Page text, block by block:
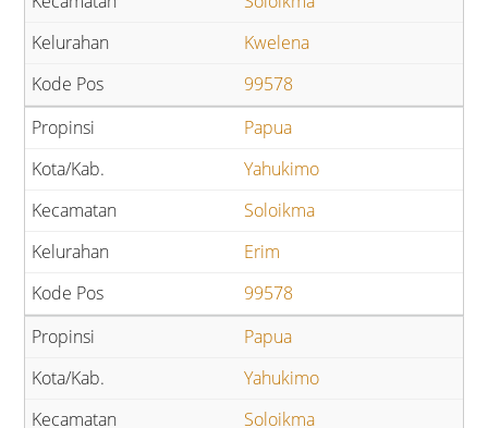
Kwelena
99578
Papua
Yahukimo
Soloikma
Erim
99578
Papua
Yahukimo
Soloikma